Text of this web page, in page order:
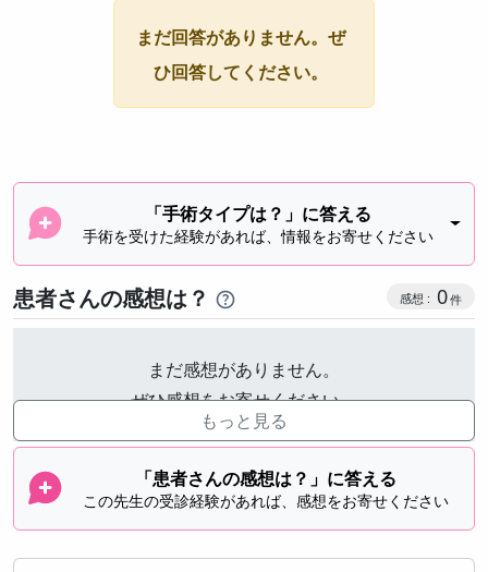
「手術タイプは？」に答える
手術を受けた経験があれば、情報をお寄せください
まだ回答がありません。ぜ
ひ回答してください。
患者さんの感想は？ 感想投稿
0
まだ感想がありません。
ぜひ感想をお寄せください。
もっと見る
「患者さんの感想は？」に答える
この先生の受診経験があれば、感想をお寄せください